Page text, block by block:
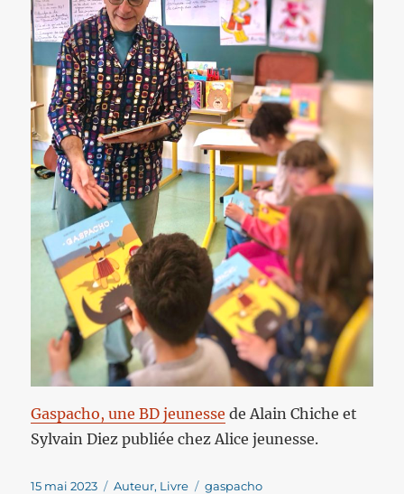
Gaspacho, une BD jeunesse de Alain Chiche et
Sylvain Diez publiée chez Alice jeunesse.
Publié
15 mai 2023 Catégories
Auteur, Livre Étiquettes
gaspacho